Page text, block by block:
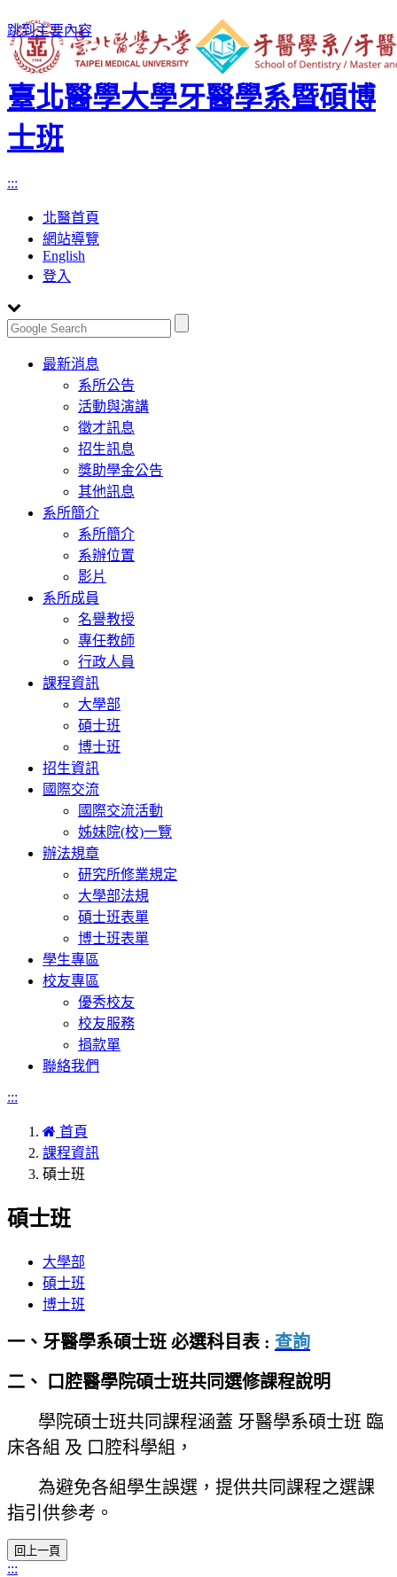
跳到主要內容
臺北醫學大學牙醫學系暨碩博
士班
:::
北醫首頁
網站導覽
English
登入
Toggle
navigation
最新消息
系所公告
活動與演講
徵才訊息
招生訊息
獎助學金公告
其他訊息
系所簡介
系所簡介
系辦位置
影片
系所成員
名譽教授
專任教師
行政人員
課程資訊
大學部
碩士班
博士班
招生資訊
國際交流
國際交流活動
姊妹院(校)一覽
辦法規章
研究所修業規定
大學部法規
碩士班表單
博士班表單
學生專區
校友專區
優秀校友
校友服務
捐款單
聯絡我們
:::
首頁
課程資訊
碩士班
碩士班
大學部
碩士班
博士班
一、牙醫學系碩士班 必選科目表 : 查詢
二、 口腔醫學院碩士班共同選修課程說明
學院碩士班共同課程涵蓋 牙醫學系碩士班 臨
床各組 及 口腔科學組，
為避免各組學生誤選，提供共同課程之選課
指引供參考。
:::